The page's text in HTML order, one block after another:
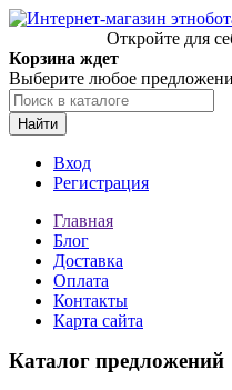
Откройте для
Корзина ждет
Выберите любое
Найти
Вход
Регистрация
Главная
Блог
Доставка
Оплата
Контакты
Карта сайта
Каталог предложений